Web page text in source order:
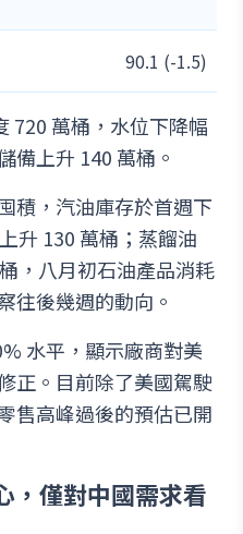
90.1 (-1.5)
720 萬桶，水位下降幅
備上升 140 萬桶。
積，汽油庫存於首週下
升 130 萬桶；蒸餾油
，八月初石油產品消耗
往後幾週的動向。
水平，顯示廠商對美
正。目前除了美國駕駛
售高峰過後的預估已開
，僅對中國需求看